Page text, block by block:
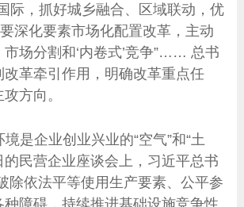
际，抓好城乡融合、区域联动，优
深化要素市场化配置改革，主动
场分割和‘内卷式’竞争”…… 总书
革牵引作用，明确改革重点任
方向。
境是企业创业兴业的“空气”和“土
的民营企业座谈会上，习近平总书
除依法平等使用生产要素、公平参
障碍，持续推进基础设施竞争性